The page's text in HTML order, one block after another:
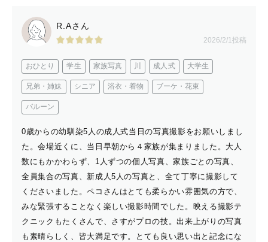
🎗️フレンド　（成人式、卒業式、女子会　など）
任せください！
卒業、成人式、普段の女子会などの「今」を、ふんわりし
た写真で残すお手伝いをします。
ます。
🎗️おひとり
だところを撮影致します。
カメラ目線を外した写真も得意です。
R.Aさん
2026/2/1投稿
おひとり 学生 家族写真 川 成人式 大学生
兄弟・姉妹 シニア 浴衣・着物 ブーケ・花束
バルーン
0歳からの幼馴染5人の成人式当日の写真撮影をお願いしまし
た。会場近くに、当日早朝から４家族が集まりました。大人
数にもかかわらず、1人ずつの個人写真、家族ごとの写真、
全員集合の写真、新成人5人の写真と、全て丁寧に撮影して
くださいました。ペコさんはとても柔らかい雰囲気の方で、
みな緊張することなく楽しい撮影時間でした。映える撮影テ
クニックもたくさんで、さすがプロの技。出来上がりの写真
も素晴らしく、皆大満足です。とても良い思い出と記念にな